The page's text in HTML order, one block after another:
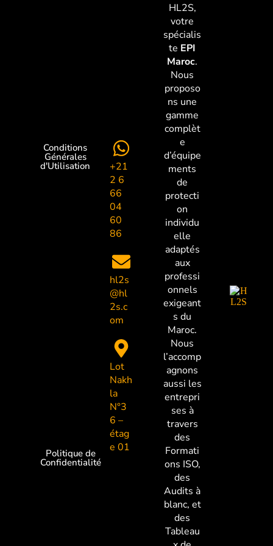
HL2S,
votre
spécialis
te EPI
Maroc.
Nous
proposo
ns une
gamme
complèt
e
d’équipe
ments
de
protecti
on
individu
elle
adaptés
aux
professi
onnels
exigeant
s du
Maroc.
Nous
l’accomp
agnons
aussi les
entrepri
ses à
travers
des
Formati
ons ISO,
des
Audits à
blanc, et
des
Tableau
+21
2 6
66
04
60
86
hl2s
@hl
2s.c
om
Lot
Nakh
la
N°3
6 –
étag
e 01
Conditions
Générales
d'Utilisation
Politique de
Confidentialité